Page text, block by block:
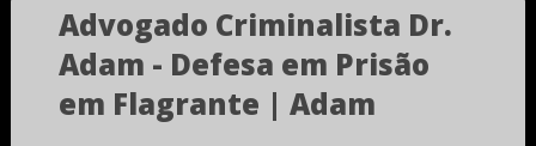
Advogado Criminalista Dr.
Adam - Defesa em Prisão
em Flagrante | Adam